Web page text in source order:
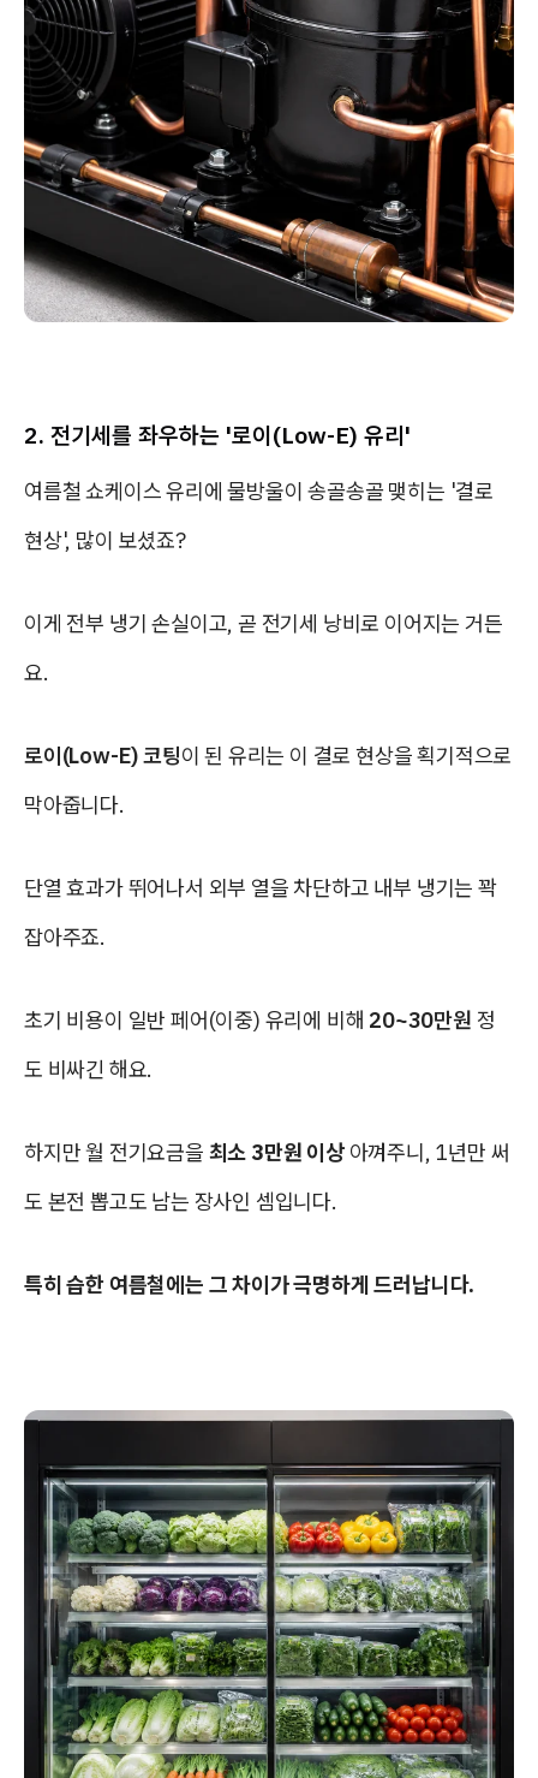
2. 전기세를 좌우하는 '로이(Low-E) 유리'
여름철 쇼케이스 유리에 물방울이 송골송골 맺히는 '결로
현상', 많이 보셨죠?
이게 전부 냉기 손실이고, 곧 전기세 낭비로 이어지는 거든
요.
로이(Low-E) 코팅이 된 유리는 이 결로 현상을 획기적으로
막아줍니다.
단열 효과가 뛰어나서 외부 열을 차단하고 내부 냉기는 꽉
잡아주죠.
초기 비용이 일반 페어(이중) 유리에 비해 20~30만원 정
도 비싸긴 해요.
하지만 월 전기요금을 최소 3만원 이상아껴주니, 1년만 써
도 본전 뽑고도 남는 장사인 셈입니다.
특히 습한 여름철에는 그 차이가 극명하게 드러납니다.